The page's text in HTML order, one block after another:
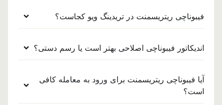
فیبوناچی ریتریسمنت در تریدینگ ویو کجاست؟
اندیکاتور فیبوناچی اصلاحی بهتر است یا رسم دستی؟
آیا فیبوناچی ریتریسمنت برای ورود به معامله کافی
است؟